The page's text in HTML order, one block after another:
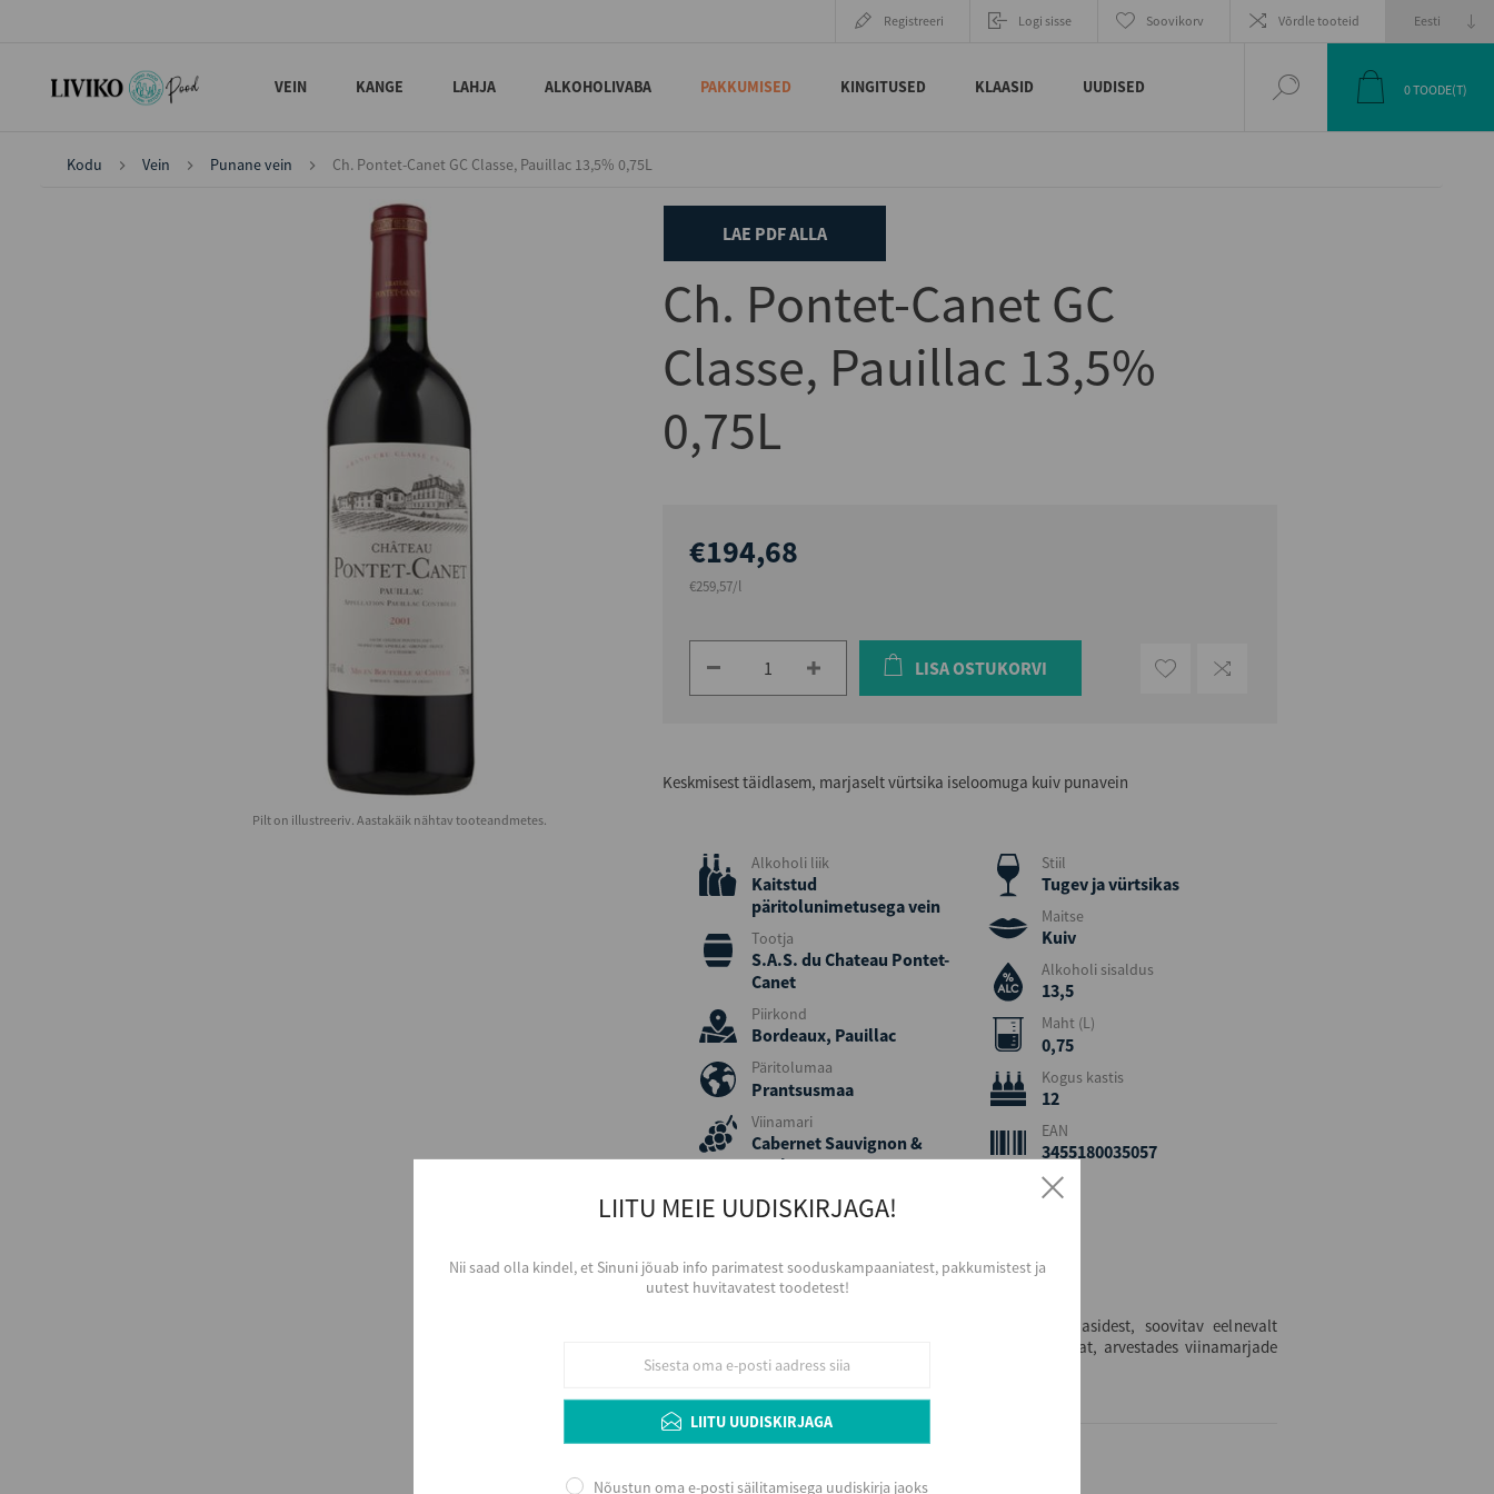
Registreeri Logi sisse Soovikorv Võrdle tooteid
VEIN KANGE LAHJA ALKOHOLIVABA PAKKUMISED KINGITUSED KLAASID UUDISED 0TOODE(T)
Kodu Vein Punane vein Ch. Pontet-Canet GC Classe, Pauillac 13,5% 0,75L
EELMINEJÄRGMINE
Pilt on illustreeriv. Aastakäik nähtav tooteandmetes.
LAE PDF ALLA
Ch. Pontet-Canet GC
Classe, Pauillac 13,5%
0,75L
€194,68
€259,57/l
LISA OSTUKORVI
Keskmisest täidlasem, marjaselt vürtsika iseloomuga kuiv punavein
Alkoholi liik
Kaitstud
päritolunimetusega vein
Tootja
S.A.S. du Chateau Pontet-
Canet
Piirkond
Bordeaux, Pauillac
Päritolumaa
Prantsusmaa
Viinamari
Cabernet Sauvignon &
Merlot
Aastakäik
2014
Punane
Stiil
Tugev ja vürtsikas
Maitse
Kuiv
Alkoholi sisaldus
13,5
Maht (L)
0,75
Kogus kastis
12
EAN
3455180035057
Serveerimine
Kergelt jahutatuna, 16 – 18Co, Bordeaux tüüpi veiniklaasidest, soovitav eelnevalt
dekanteerida. Arengupotentsiaali veinikeldris 10 – 15 aastat, arvestades viinamarjade
korjeaastat.
LIITU MEIE UUDISKIRJAGA!
Nii saad olla kindel, et Sinuni jõuab info parimatest sooduskampaaniatest, pakkumistest ja
uutest huvitavatest toodetest!
LIITU UUDISKIRJAGA
Nõustun oma e-posti säilitamisega uudiskirja jaoks